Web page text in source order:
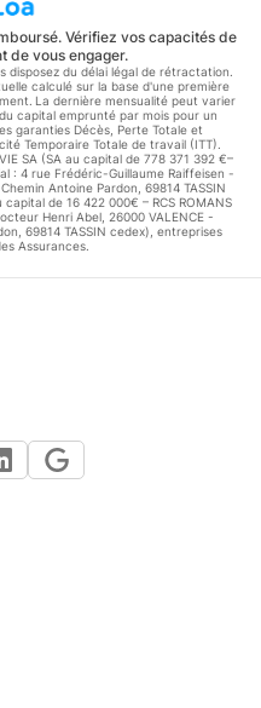
Vérifiez vos capacités de
de vous engager.
disposez du délai légal de rétractation.
calculé sur la base d'une première
La dernière mensualité peut varier
capital emprunté par mois pour un
garanties Décès, Perte Totale et
Temporaire Totale de travail (ITT).
SA (SA au capital de 778 371 392 €–
: 4 rue Frédéric-Guillaume Raiffeisen -
Antoine Pardon, 69814 TASSIN
capital de 16 422 000€ – RCS ROMANS
Henri Abel, 26000 VALENCE -
69814 TASSIN cedex), entreprises
Assurances.